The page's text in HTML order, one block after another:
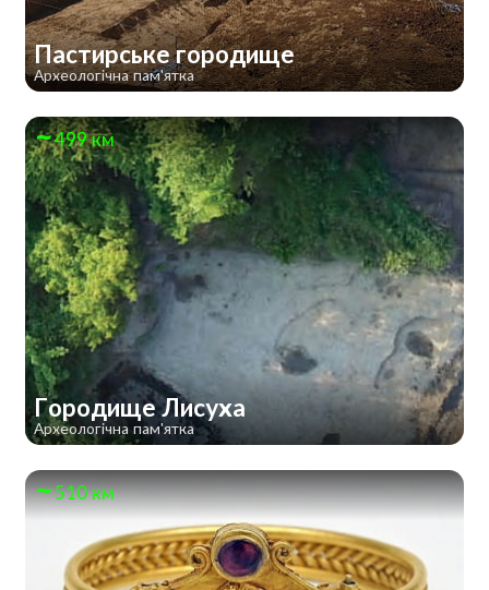
Пастирське городище
Археологічна пам'ятка
499 км
Городище Лисуха
Археологічна пам'ятка
510 км